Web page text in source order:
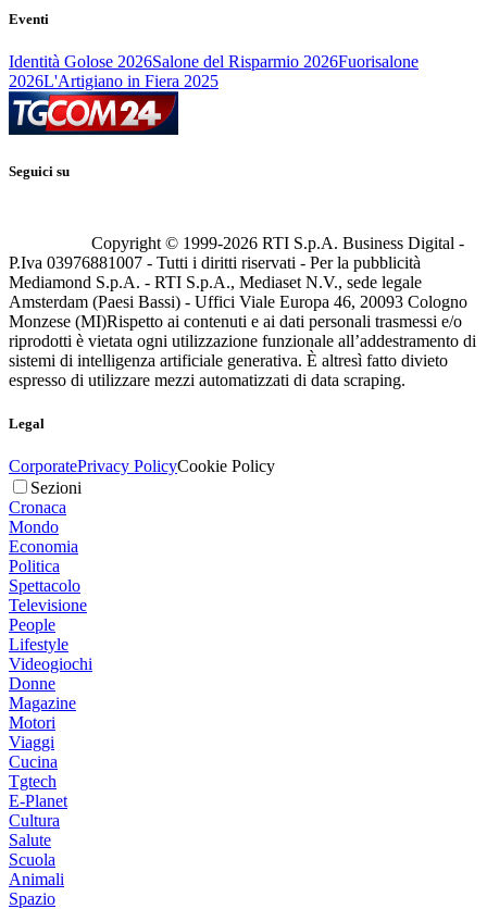
Eventi
Identità Golose 2026Salone del Risparmio 2026Fuorisalone
2026L'Artigiano in Fiera 2025
Seguici su
Copyright © 1999-2026 RTI S.p.A. Business Digital -
P.Iva 03976881007 - Tutti i diritti riservati - Per la pubblicità
Mediamond S.p.A. - RTI S.p.A., Mediaset N.V., sede legale
Amsterdam (Paesi Bassi) - Uffici Viale Europa 46, 20093 Cologno
Monzese (MI)Rispetto ai contenuti e ai dati personali trasmessi e/o
riprodotti è vietata ogni utilizzazione funzionale all’addestramento di
sistemi di intelligenza artificiale generativa. È altresì fatto divieto
espresso di utilizzare mezzi automatizzati di data scraping.
Legal
CorporatePrivacy PolicyCookie Policy
Sezioni
Cronaca
Mondo
Economia
Politica
Spettacolo
Televisione
People
Lifestyle
Videogiochi
Donne
Magazine
Motori
Viaggi
Cucina
Tgtech
E-Planet
Cultura
Salute
Scuola
Animali
Spazio